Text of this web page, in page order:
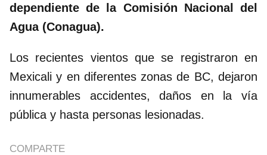
dependiente de la Comisión Nacional del
Agua (Conagua).
Los recientes vientos que se registraron en
Mexicali y en diferentes zonas de BC, dejaron
innumerables accidentes, daños en la vía
pública y hasta personas lesionadas.
COMPARTE